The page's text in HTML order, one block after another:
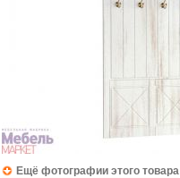
Ещё фотографии этого товара